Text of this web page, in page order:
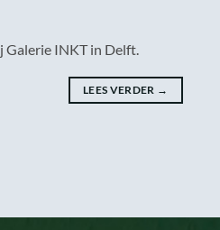
INKT in Delft.
LEES VERDER →